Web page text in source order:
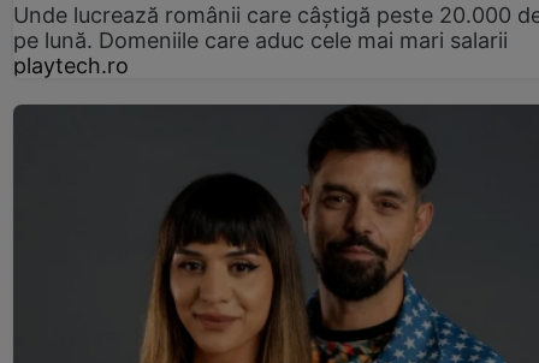
Unde lucrează românii care câștigă peste 20.000
pe lună. Domeniile care aduc cele mai mari salarii
playtech.ro